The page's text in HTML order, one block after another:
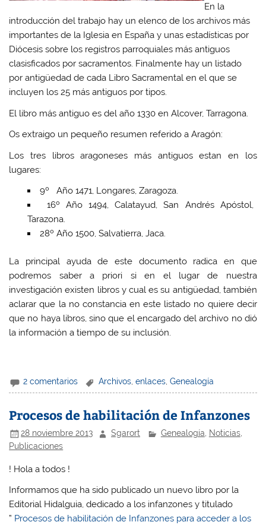
En la
introducción del trabajo hay un elenco de los archivos más
importantes de la Iglesia en España y unas estadísticas por
Diócesis sobre los registros parroquiales más antiguos
clasisficados por sacramentos. Finalmente hay un listado
por antigüedad de cada Libro Sacramental en el que se
incluyen los 25 más antiguos por tipos.
El libro más antiguo es del año 1330 en Alcover, Tarragona.
Os extraigo un pequeño resumen referido a Aragón:
Los tres libros aragoneses más antiguos estan en los
lugares:
9º Año 1471, Longares, Zaragoza.
16º Año 1494, Calatayud, San Andrés Apóstol,
Tarazona.
28º Año 1500, Salvatierra, Jaca.
La principal ayuda de este documento radica en que
podremos saber a priori si en el lugar de nuestra
investigación existen libros y cual es su antigüedad, también
aclarar que la no constancia en este listado no quiere decir
que no haya libros, sino que el encargado del archivo no dió
la información a tiempo de su inclusión.
2 comentarios Archivos ,enlaces ,Genealogía
Procesos de habilitación de Infanzones
28 noviembre 2013 Sgarort Genealogía Noticias,
Publicaciones
! Hola a todos !
Informamos que ha sido publicado un nuevo libro por la
Editorial Hidalguia, dedicado a los infanzones y titulado
” Procesos de habilitación de Infanzones para acceder a los